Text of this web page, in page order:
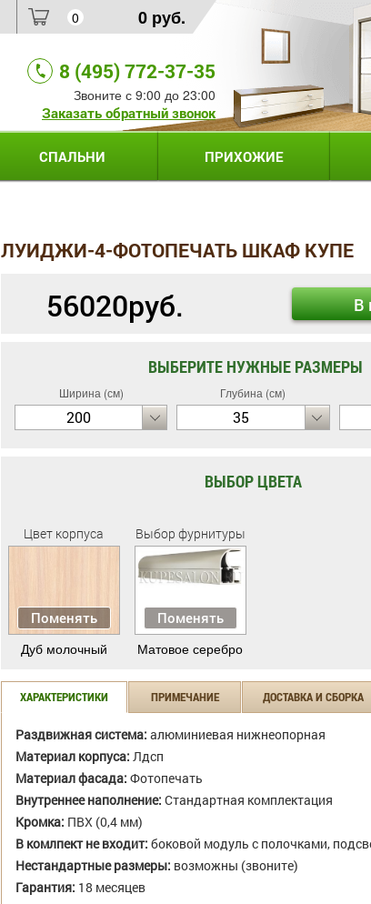
0 0 руб.
8 (495) 772-37-35
Звоните с 9:00 до 23:00
Заказать обратный звонок
СПАЛЬНИ ПРИХОЖИЕ
ЛУИДЖИ-4-ФОТОПЕЧАТЬ ШКАФ КУПЕ
56020руб. В
ВЫБЕРИТЕ НУЖНЫЕ РАЗМЕРЫ
Ширина (см)
200
Глубина (см)
35
ВЫБОР ЦВЕТА
Цвет корпуса
Поменять
Дуб молочный
Выбор фурнитуры
Поменять
Матовое серебро
ХАРАКТЕРИСТИКИ ПРИМЕЧАНИЕ ДОСТАВКА И СБОРКА
Раздвижная система: алюминиевая нижнеопорная
Материал корпуса: Лдсп
Материал фасада: Фотопечать
Внутреннее наполнение: Стандартная комплектация
Кромка: ПВХ (0,4 мм)
В комлпект не входит: боковой модуль с полочками,
Нестандартные размеры: возможны (звоните)
Гарантия: 18 месяцев